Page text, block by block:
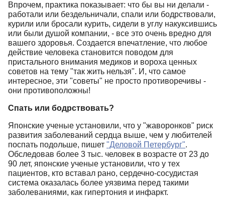
Впрочем, практика показывает: что бы вы ни делали -
работали или бездельничали, спали или бодрствовали,
курили или бросали курить, сидели в углу накуксившись
или были душой компании, - все это очень вредно для
вашего здоровья. Создается впечатление, что любое
действие человека становится поводом для
пристального внимания медиков и вороха ценных
советов на тему "так жить нельзя". И, что самое
интересное, эти "советы" не просто противоречивы -
они противоположны!
Спать или бодрствовать?
Японские ученые установили, что у "жаворонков" риск
развития заболеваний сердца выше, чем у любителей
поспать подольше, пишет "Деловой Петербург".
Обследовав более 3 тыс. человек в возрасте от 23 до
90 лет, японские ученые установили, что у тех
пациентов, кто вставал рано, сердечно-сосудистая
система оказалась более уязвима перед такими
заболеваниями, как гипертония и инфаркт.